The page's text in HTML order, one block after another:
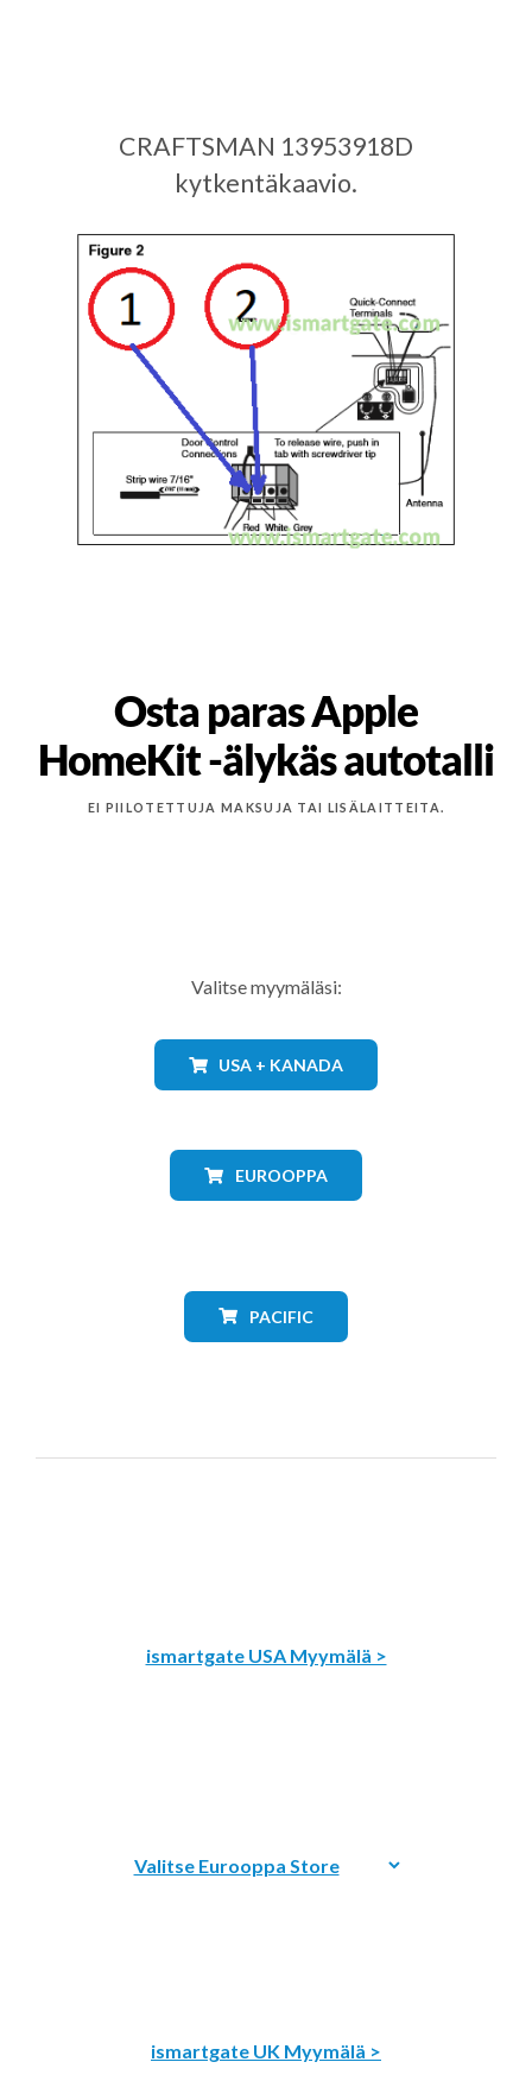
CRAFTSMAN 13953918D
kytkentäkaavio.
Osta paras Apple
HomeKit -älykäs autotalli
EI PIILOTETTUJA MAKSUJA TAI LISÄLAITTEITA.
Valitse myymäläsi:
USA + KANADA
EUROOPPA
PACIFIC
ismartgate USA Myymälä >
ismartgate UK Myymälä >